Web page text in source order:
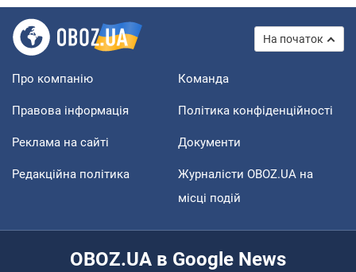
На початок
Про компанію Команда
Правова інформація Політика конфіденційності
Реклама на сайті Документи
Редакційна політика
Журналісти OBOZ.UA на
місці подій
OBOZ.UA в Google News